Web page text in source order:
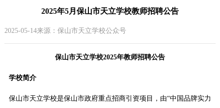
2025年5月保山市天立学校教师招聘公告
2025-05-14来源：保山市天立学校公众号
保山市天立学校2025年教师招聘公告
学校简介
保山市天立学校是保山市政府重点招商引资项目，由“中国品牌实力